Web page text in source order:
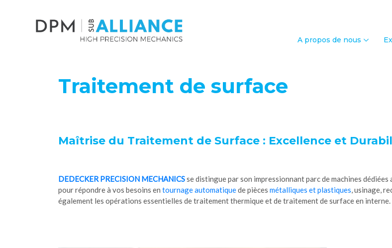
A propos de nous
Traitement de surface
Maîtrise du Traitement de Surface : Excellence et
DEDECKER PRECISION MECHANICSse distingue par son impressionnant parc de machines dédiées
pour répondre à vos besoins en tournage automatiquede pièces métalliques et plastiques, usinage,
également les opérations essentielles de traitement thermique et de traitement de surface en interne.